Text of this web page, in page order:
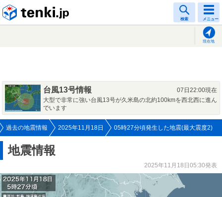
検索 メニュー
現在地
台風13号情報
07日22:00現在
大型で非常に強い台風13号が久米島の北約100kmを西北西に進ん
でいます
過去の地震情報 2025年11月18日 05時27分頃発生した地震(最大震度2)
地震情報
2025年11月18日05:30発表